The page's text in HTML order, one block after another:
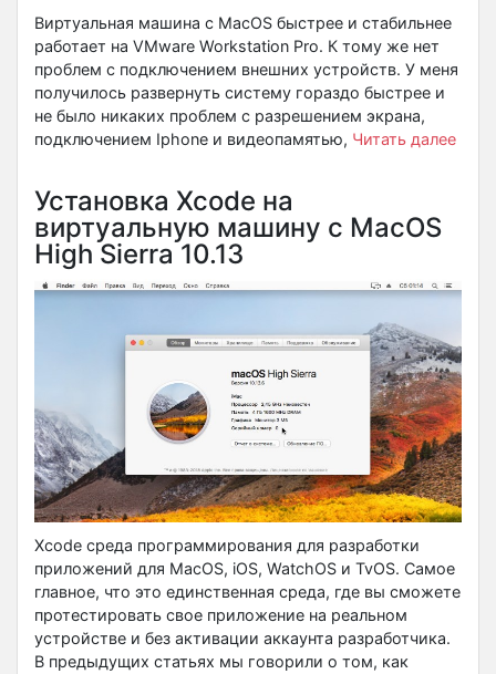
Виртуальная машина с MacOS быстрее и стабильнее
работает на VMware Workstation Pro. К тому же нет
проблем с подключением внешних устройств. У меня
получилось развернуть систему гораздо быстрее и
не было никаких проблем с разрешением экрана,
подключением Iphone и видеопамятью, Читать далее
Установка Xcode на
виртуальную машину с MacOS
High Sierra 10.13
Xcode среда программирования для разработки
приложений для MacOS, iOS, WatchOS и TvOS. Самое
главное, что это единственная среда, где вы сможете
протестировать свое приложение на реальном
устройстве и без активации аккаунта разработчика.
В предыдущих статьях мы говорили о том, как